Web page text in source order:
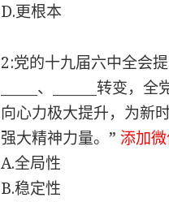
D.更根本
2:党的十九届六中全会
_____、______转变，
向心力极大提升，为新
强大精神力量。” 添加
A.全局性
B.稳定性